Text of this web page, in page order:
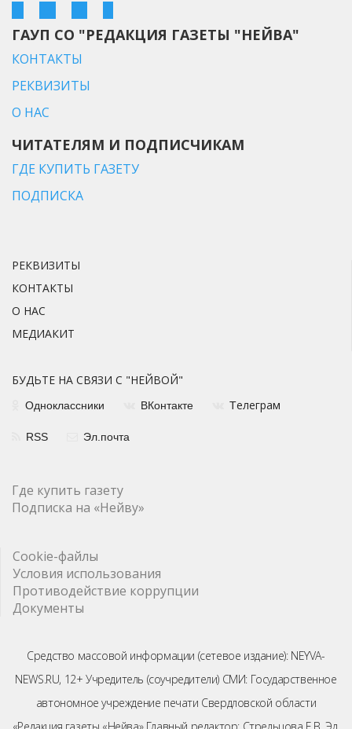
ГАУП СО "РЕДАКЦИЯ ГАЗЕТЫ "НЕЙВА"
КОНТАКТЫ
РЕКВИЗИТЫ
О НАС
ЧИТАТЕЛЯМ И ПОДПИСЧИКАМ
ГДЕ КУПИТЬ ГАЗЕТУ
ПОДПИСКА
РЕКВИЗИТЫ
КОНТАКТЫ
О НАС
МЕДИАКИТ
БУДЬТЕ НА СВЯЗИ С "НЕЙВОЙ"
Одноклассники ВКонтакте Телеграм
RSS Эл.почта
Где купить газету
Подписка на «Нейву»
Cookie-файлы
Условия использования
Противодействие коррупции
Документы
Средство массовой информации (сетевое издание): NEYVA-
NEWS.RU, 12+ Учредитель (соучредители) СМИ: Государственное
автономное учреждение печати Свердловской области